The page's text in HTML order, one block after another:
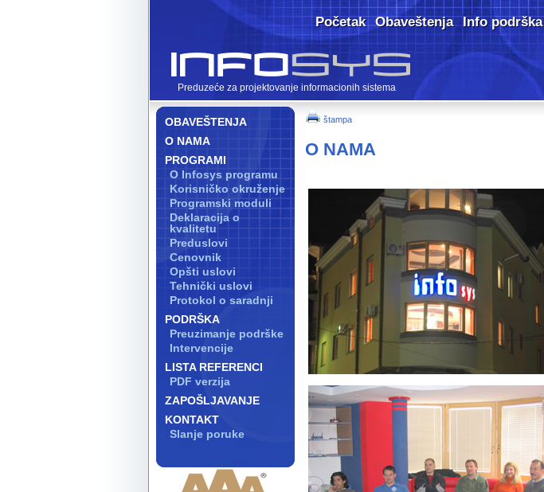
Početak Obaveštenja Info podrška
Preduzeće za projektovanje informacionih sistema
štampa
O NAMA
OBAVEŠTENJA
O NAMA
PROGRAMI
O Infosys programu
Korisničko okruženje
Programski moduli
Deklaracija o
kvalitetu
Preduslovi
Cenovnik
Opšti uslovi
Tehnički uslovi
Protokol o saradnji
PODRŠKA
Preuzimanje podrške
Intervencije
LISTA REFERENCI
PDF verzija
ZAPOŠLJAVANJE
KONTAKT
Slanje poruke